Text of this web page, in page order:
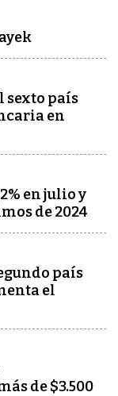
sexto país
en
en julio y
de 2024
país
el
de $3.500